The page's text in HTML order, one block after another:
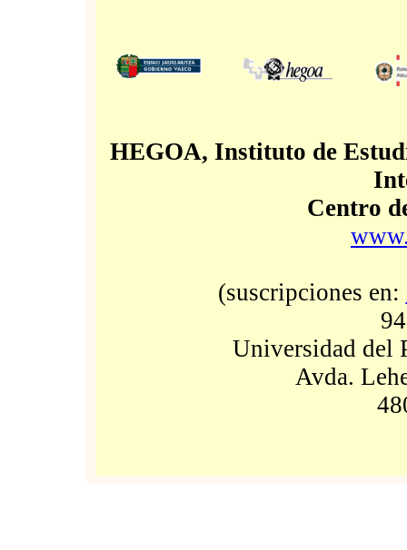
HEGOA, Instituto de
Centro
(suscripciones en:
Universidad del
Avda.